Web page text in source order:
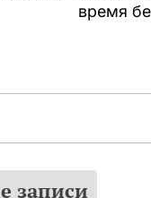
время
записи